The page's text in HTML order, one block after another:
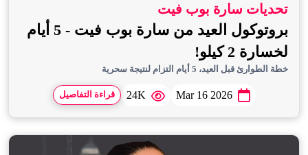
تحديات سارة بوب فيت
بروتوكول العيد من سارة بوب فيت - 5 أيام
لخسارة 2 كيلو!
خطة الطوارئ قبل العيد، 5 أيام التزام لنتيجة سحرية
Mar 16 2026
24K قراءة التفاصيل